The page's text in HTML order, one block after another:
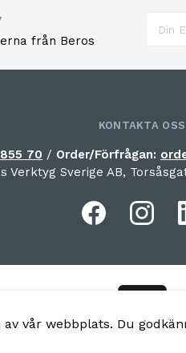
från Beros
KONTAKTA OSS
70 / Order/Förfrågan:
Verktyg Sverige AB,
vår webbplats. Du